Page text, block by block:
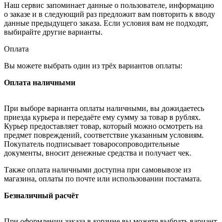
Наш сервис запоминает данные о пользователе, информацию
о заказе и в следующий раз предложит вам повторить к вводу
данные предыдущего заказа. Если условия вам не подходят,
выбирайте другие варианты.
Оплата
Вы можете выбрать один из трёх вариантов оплаты:
Оплата наличными
При выборе варианта оплаты наличными, вы дожидаетесь
приезда курьера и передаёте ему сумму за товар в рублях.
Курьер предоставляет товар, который можно осмотреть на
предмет повреждений, соответствие указанным условиям.
Покупатель подписывает товаросопроводительные
документы, вносит денежные средства и получает чек.
Также оплата наличными доступна при самовывозе из
магазина, оплаты по почте или использовании постамата.
Безналичный расчёт